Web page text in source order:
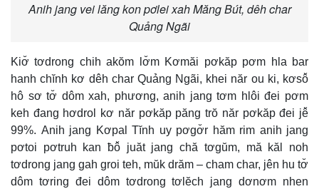
Anih jang vei lăng kon pơlei xah Măng Bút, dêh char
Quảng Ngãi
Kiơ̆ tơdrong chih akŏm lơ̆m Kơmăi pơkăp pơm hla bar
hanh chĭnh kơ dêh char Quảng Ngãi, khei năr ou ki, kơsô̆
hô sơ tơ̆ dôm xah, phương, anih jang tơm hlôi đei pơm
keh đang hơdrol kơ năr pơkăp păng trŏ năr pơkăp đei jê̆
99%. Anih jang Kơpal Tĭnh uy pơgơ̆r hăm rim anih jang
pơtoi pơtruh kan ƀô̆ juăt jang chă tơgŭm, mă kăl noh
tơdrong jang gah groi teh, mŭk drăm – cham char, jên hu tơ̆
dôm tơring đei dôm tơdrong tơlĕch jang dơnơm nhen